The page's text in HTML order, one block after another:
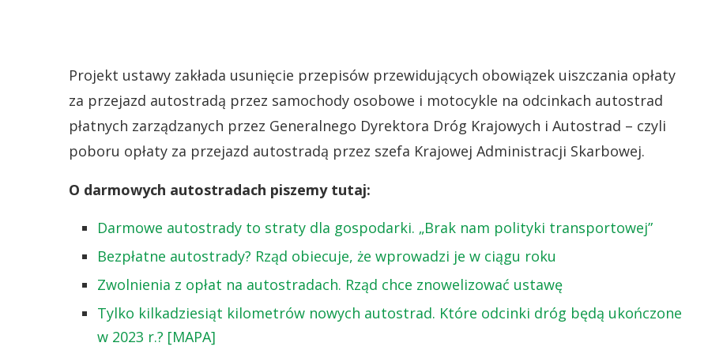
Projekt ustawy zakłada usunięcie przepisów przewidujących obowiązek uiszczania opłaty
za przejazd autostradą przez samochody osobowe i motocykle na odcinkach autostrad
płatnych zarządzanych przez Generalnego Dyrektora Dróg Krajowych i Autostrad – czyli
poboru opłaty za przejazd autostradą przez szefa Krajowej Administracji Skarbowej.
O darmowych autostradach piszemy tutaj:
Darmowe autostrady to straty dla gospodarki. „Brak nam polityki transportowej”
Bezpłatne autostrady? Rząd obiecuje, że wprowadzi je w ciągu roku
Zwolnienia z opłat na autostradach. Rząd chce znowelizować ustawę
Tylko kilkadziesiąt kilometrów nowych autostrad. Które odcinki dróg będą ukończone
w 2023 r.? [MAPA]